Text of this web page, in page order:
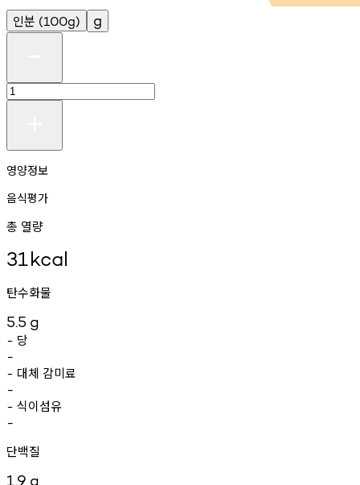
인분 (100g) g
영양정보
음식평가
총 열량
31kcal
탄수화물
5.5 g
- 당
-
- 대체 감미료
-
- 식이섬유
-
단백질
1.9 g